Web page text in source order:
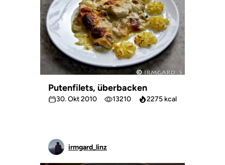
Putenfilets, überbacken
30. Okt 2010 13210 2275 kcal
irmgard_linz